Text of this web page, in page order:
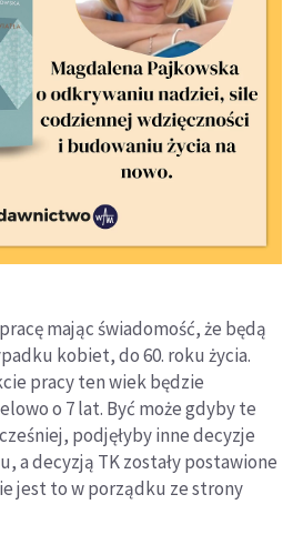
mając świadomość, że będą
kobiet, do 60. roku życia.
pracy ten wiek będzie
o 7 lat. Być może gdyby te
podjęłyby inne decyzje
a decyzją TK zostały postawione
jest to w porządku ze strony